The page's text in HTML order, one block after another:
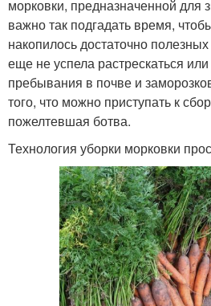
морковки, предназначенной для
важно так подгадать время,
накопилось достаточно
еще не успела растрескаться или
пребывания в почве и
того, что можно приступать к
пожелтевшая ботва.
Технология уборки морковки